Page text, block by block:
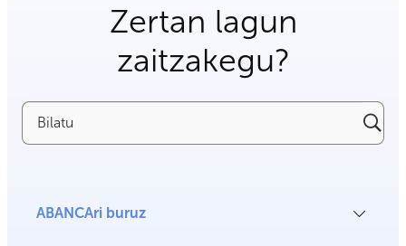
Zertan lagun
zaitzakegu?
Bilatu
ABANCAri buruz